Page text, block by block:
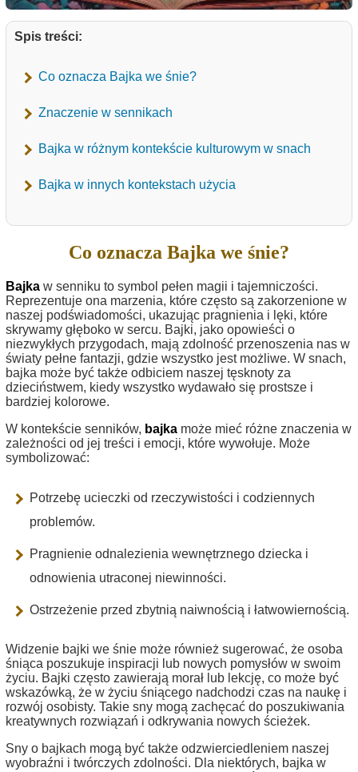
Spis treści:
Co oznacza Bajka we śnie?
Znaczenie w sennikach
Bajka w różnym kontekście kulturowym w snach
Bajka w innych kontekstach użycia
Co oznacza Bajka we śnie?
Bajka w senniku to symbol pełen magii i tajemniczości.
Reprezentuje ona marzenia, które często są zakorzenione w
naszej podświadomości, ukazując pragnienia i lęki, które
skrywamy głęboko w sercu. Bajki, jako opowieści o
niezwykłych przygodach, mają zdolność przenoszenia nas w
światy pełne fantazji, gdzie wszystko jest możliwe. W snach,
bajka może być także odbiciem naszej tęsknoty za
dzieciństwem, kiedy wszystko wydawało się prostsze i
bardziej kolorowe.
W kontekście senników, bajka może mieć różne znaczenia w
zależności od jej treści i emocji, które wywołuje. Może
symbolizować:
Potrzebę ucieczki od rzeczywistości i codziennych
problemów.
Pragnienie odnalezienia wewnętrznego dziecka i
odnowienia utraconej niewinności.
Ostrzeżenie przed zbytnią naiwnością i łatwowiernością.
Widzenie bajki we śnie może również sugerować, że osoba
śniąca poszukuje inspiracji lub nowych pomysłów w swoim
życiu. Bajki często zawierają morał lub lekcję, co może być
wskazówką, że w życiu śniącego nadchodzi czas na naukę i
rozwój osobisty. Takie sny mogą zachęcać do poszukiwania
kreatywnych rozwiązań i odkrywania nowych ścieżek.
Sny o bajkach mogą być także odzwierciedleniem naszej
wyobraźni i twórczych zdolności. Dla niektórych, bajka w